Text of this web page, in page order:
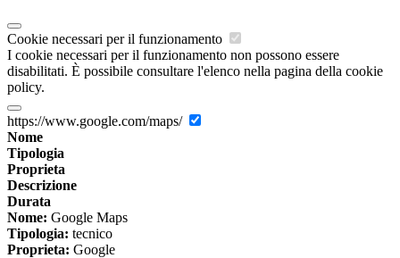
Cookie necessari per il funzionamento
I cookie necessari per il funzionamento non possono essere
disabilitati. È possibile consultare l'elenco nella pagina della cookie
policy.
https://www.google.com/maps/
Nome
Tipologia
Proprieta
Descrizione
Durata
Nome: Google Maps
Tipologia: tecnico
Proprieta: Google